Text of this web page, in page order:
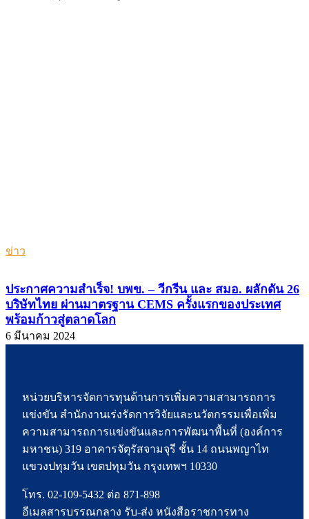
ข่าว
ประกาศความสำเร็จ! บพข. – วีกรีน และ สมอ. ผลักดัน 26
บริษัทไทย ผ่านมาตรฐาน CEMS ครั้งแรกของประเทศ
พร้อมก้าวสู่ตลาดโลก
6 มีนาคม 2024
หน่วยบริหารจัดการทุนด้านการเพิ่มความสามารถการ
แข่งขัน สำนักงานเร่งรัดการวิจัยและนวัตกรรมเพื่อเพิ่ม
ความสามารถการแข่งขันและการพัฒนาพื้นที่ (องค์การ
มหาชน) 319 อาคารจัตุรัสจามจุรี ชั้น 14 ถนนพญาไท
แขวงปทุมวัน เขตปทุมวัน กรุงเทพฯ 10330
โทร. 02-109-5432 ต่อ 871-898
อีเมลสารบรรณกลาง รับ-ส่ง หนังสือราชการทาง